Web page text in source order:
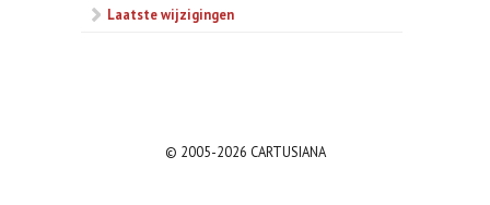
Laatste wijzigingen
© 2005-2026 CARTUSIANA